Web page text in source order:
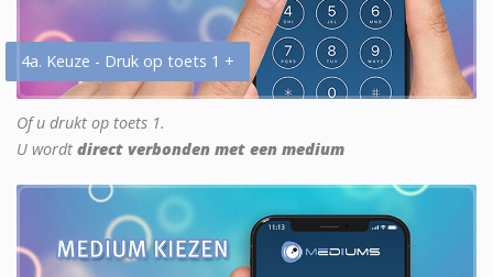
4a. Keuze - Druk op toets 1 +
Of u drukt op toets 1.
U wordt direct verbonden met een medium